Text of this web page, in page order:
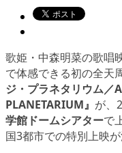
歌姫・中森明菜の歌唱
で体感できる初の全天
ジ・プラネタリウム／
PLANETARIUM』 が、
学館ドームシアターで
国3都市での特別上映が